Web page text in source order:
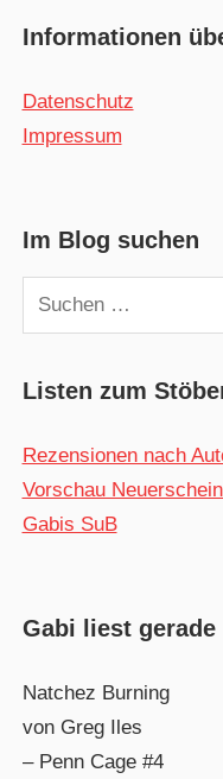
Informationen
Datenschutz
Impressum
Im Blog suchen
Suchen
nach:
Listen zum
Rezensionen nach
Vorschau
Gabis SuB
Gabi liest gerade
Natchez Burning
von Greg Iles
– Penn Cage #4